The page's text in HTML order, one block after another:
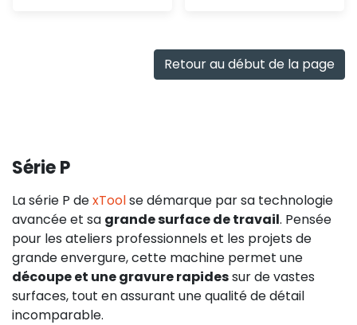
Retour au début de la page
Série P
La série P dexToolse démarque par sa technologie
avancée et sa grande surface de travail. Pensée
pour les ateliers professionnels et les projets de
grande envergure, cette machine permet une
découpe et une gravure rapidessur de vastes
surfaces, tout en assurant une qualité de détail
incomparable.